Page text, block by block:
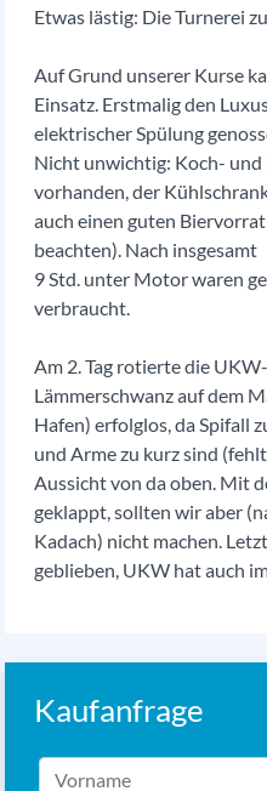
Etwas lästig: Die Turnerei
Auf Grund unserer Kurse
Einsatz. Erstmalig den
elektrischer Spülung
Nicht unwichtig: Koch- und
vorhanden, der
auch einen guten
beachten). Nach insgesamt
9 Std. unter Motor waren
verbraucht.
Am 2. Tag rotierte die
Lämmerschwanz auf dem
Hafen) erfolglos, da Spifall
und Arme zu kurz sind
Aussicht von da oben. Mit
geklappt, sollten wir aber
Kadach) nicht machen.
geblieben, UKW hat auch
Kaufanfrage